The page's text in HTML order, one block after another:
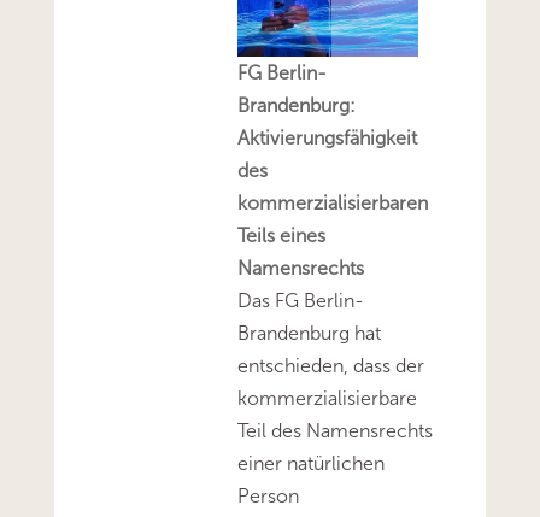
FG Berlin-
Brandenburg:
Aktivierungsfähigkeit
des
kommerzialisierbaren
Teils eines
Namensrechts
Das FG Berlin-
Brandenburg hat
entschieden, dass der
kommerzialisierbare
Teil des Namensrechts
einer natürlichen
Person